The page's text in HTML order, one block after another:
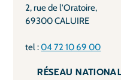
2, rue de l'Oratoire,
69300 CALUIRE
tel :04 72 10 69 00
RÉSEAU